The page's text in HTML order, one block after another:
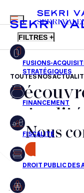
FR EN
MENU
SEKRI
FILTRES +
Fusions-acquisitions
Financement
Fiscalité
Droit public des
Droit social
TOUTES NOS
nos
jour
Nous